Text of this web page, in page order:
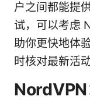
户之间都能提
试，可以考虑
助你更快地体
时核对最新活